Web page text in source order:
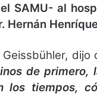
SAMU- al
Hernán
de
los tiempos,